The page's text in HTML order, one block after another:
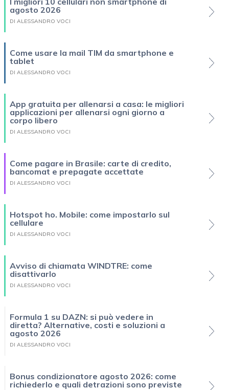
agosto 2026
DI ALESSANDRO VOCI
Come usare la mail TIM da smartphone e
tablet
DI ALESSANDRO VOCI
App gratuita per allenarsi a casa: le migliori
applicazioni per allenarsi ogni giorno a
corpo libero
DI ALESSANDRO VOCI
Come pagare in Brasile: carte di credito,
bancomat e prepagate accettate
DI ALESSANDRO VOCI
Hotspot ho. Mobile: come impostarlo sul
cellulare
DI ALESSANDRO VOCI
Avviso di chiamata WINDTRE: come
disattivarlo
DI ALESSANDRO VOCI
Formula 1 su DAZN: si può vedere in
diretta? Alternative, costi e soluzioni a
agosto 2026
DI ALESSANDRO VOCI
Bonus condizionatore agosto 2026: come
richiederlo e quali detrazioni sono previste